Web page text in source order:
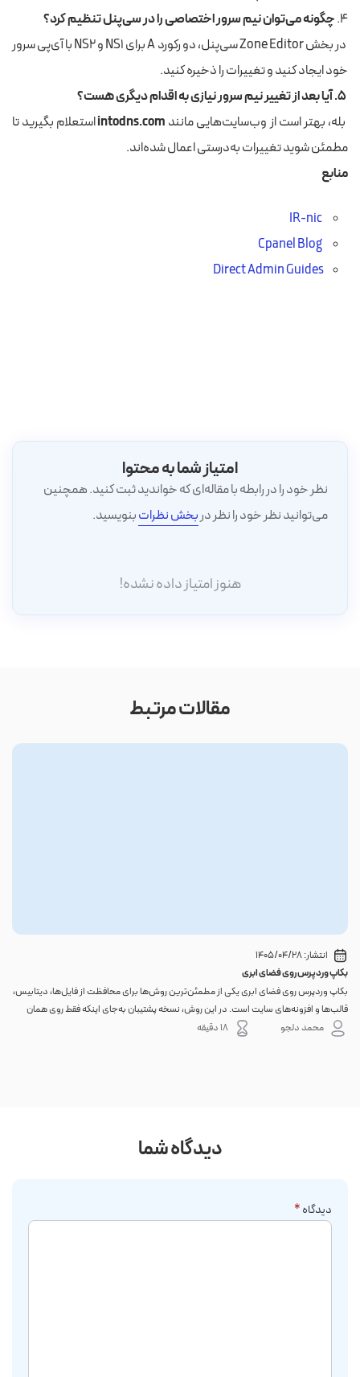
۴. چگونه می‌توان نیم سرور اختصاصی را در سی‌پنل تنظیم کرد؟
در بخش Zone Editor سی‌پنل، دو رکورد A برای NS1 و NS2 با آی‌پی سرور
خود ایجاد کنید و تغییرات را ذخیره کنید.
بله، بهتر است از وب‌سایت‌هایی مانند intodns.comاستعلام بگیرید تا
مطمئن شوید تغییرات به‌درستی اعمال شده‌اند.
منابع
IR-nic
Cpanel Blog
Direct Admin Guides
امتیاز شما به محتوا
نظر خود را در رابطه با مقاله‌ای که خواندید ثبت کنید. همچنین
می‌توانید نظر خود را نظر در بخش نظراتبنویسید.
هنوز امتیاز داده نشده!
مقالات مرتبط
انتشار:1405/04/28
بکاپ وردپرس روی فضای ابری
بکاپ وردپرس روی فضای ابری یکی از مطمئن‌ترین روش‌ها برای محافظت از فایل‌ها، دیتابیس،
قالب‌ها و افزونه‌های سایت است. در این روش، نسخه پشتیبان به‌جای اینکه فقط روی همان
هاست اصلی باقی بماند، به یک فضای جداگانه منتقل می‌شود؛ بنابراین خرابی سرور، هک
محمد دلجو 18 دقیقه
دیدگاه شما
دیدگاه*